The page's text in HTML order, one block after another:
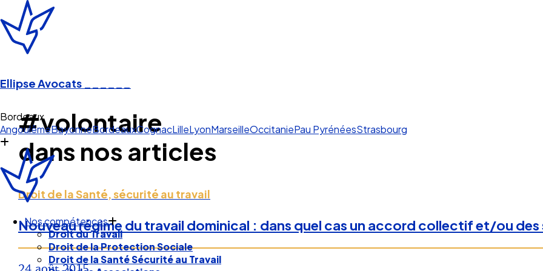
Ellipse Avocats
Bordeaux
AngoulêmeBayonneBordeauxCognacLilleLyonMarseilleOccitaniePau PyrénéesStrasbourg
Nos compétences
Droit du Travail
Droit de la Protection Sociale
Droit de la Santé Sécurité au Travail
#volontaire
dans nos articles
Droit de la Santé, sécurité au travail
Nouveau régime du travail dominical : dans quel cas un accord collectif et/ou des